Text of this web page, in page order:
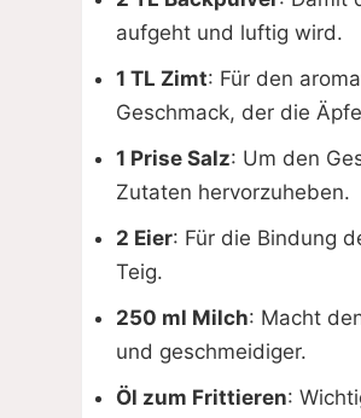
aufgeht und luftig wird.
1 TL Zimt: Für den
Geschmack, der die
1 Prise Salz: Um den
Zutaten hervorzuheben.
2 Eier: Für die Bindung
Teig.
250 ml Milch: Macht
und geschmeidiger.
Öl zum Frittieren: